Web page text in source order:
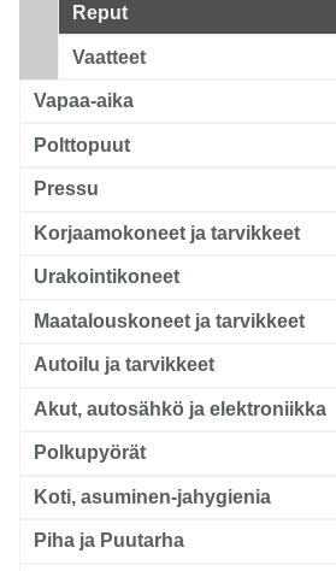
Reput
Vaatteet
Vapaa-aika
Polttopuut
Pressu
Korjaamokoneet ja tarvikkeet
Urakointikoneet
Maatalouskoneet ja tarvikkeet
Autoilu ja tarvikkeet
Akut, autosähkö ja elektroniikka
Polkupyörät
Koti, asuminen-jahygienia
Piha ja Puutarha